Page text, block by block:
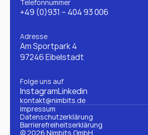
kontakt@nimbits.de
Telefonnummer
+49 (0)931 – 404 93 006
Adresse
Am Sportpark 4
97246 Eibelstadt
Folge uns auf
InstagramLinkedin
Impressum
Datenschutzerklärung
Barrierefreiheitserklärung
© 2026 Nimbits GmbH